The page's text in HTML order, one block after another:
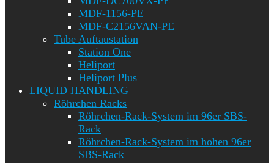
MDF-1156-PE
MDF-C2156VAN-PE
Tube Auftaustation
Station One
Heliport
Heliport Plus
LIQUID HANDLING
Röhrchen Racks
Röhrchen-Rack-System im 96er SBS-
Rack
Röhrchen-Rack-System im hohen 96er
SBS-Rack